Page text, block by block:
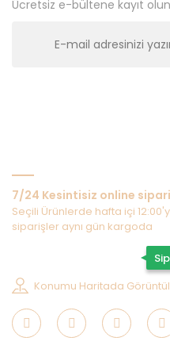
Ücretsiz e-bültene kayıt
7/24 Kesintisiz online
Seçili Ürünlerde hafta içi
siparişler aynı gün kargoda
Konumu Haritada